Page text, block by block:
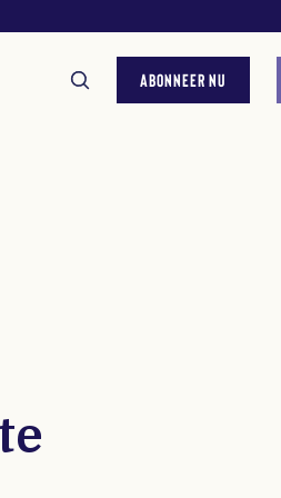
ABONNEER NU